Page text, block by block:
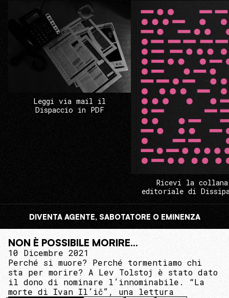
Leggi via mail il
Dispaccio in PDF
Ricevi la collana
editoriale di
DIVENTA AGENTE, SABOTATORE O EMINENZA
NON È POSSIBILE MORIRE...
10 Dicembre 2021
Perché si muore? Perché tormentiamo chi
sta per morire? A Lev Tolstoj è stato dato
il dono di nominare l’innominabile. “La
morte di Ivan Il’ič”, una lettura